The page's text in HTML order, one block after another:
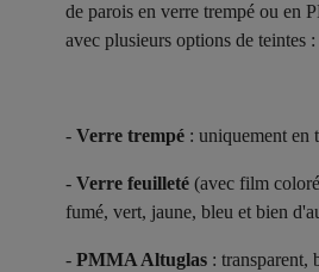
de parois en verre trempé ou en
avec plusieurs options de teintes :
- Verre trempé : uniquement en
- Verre feuilleté (avec film
fumé, vert, jaune, bleu et bien
- PMMA Altuglas : transparent,